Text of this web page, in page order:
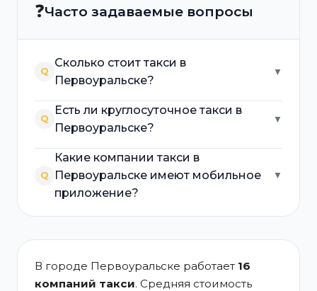
❓Часто задаваемые вопросы
Q
Сколько стоит такси в
Первоуральске?
▼
Q
Есть ли круглосуточное такси в
Первоуральске?
▼
Q
Какие компании такси в
Первоуральске имеют мобильное
приложение?
▼
В городе Первоуральске работает 16
компаний такси. Средняя стоимость